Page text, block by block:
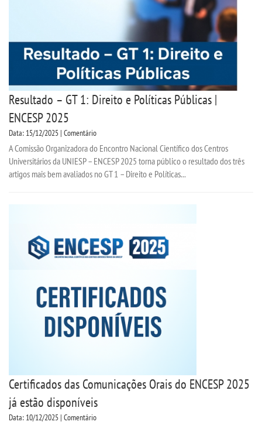
Resultado – GT 1: Direito e Políticas Públicas |
ENCESP 2025
Data: 15/12/2025 | Comentário
A Comissão Organizadora do Encontro Nacional Científico dos Centros
Universitários da UNIESP – ENCESP 2025 torna público o resultado dos três
artigos mais bem avaliados no GT 1 – Direito e Políticas...
Certificados das Comunicações Orais do ENCESP 2025
já estão disponíveis
Data: 10/12/2025 | Comentário